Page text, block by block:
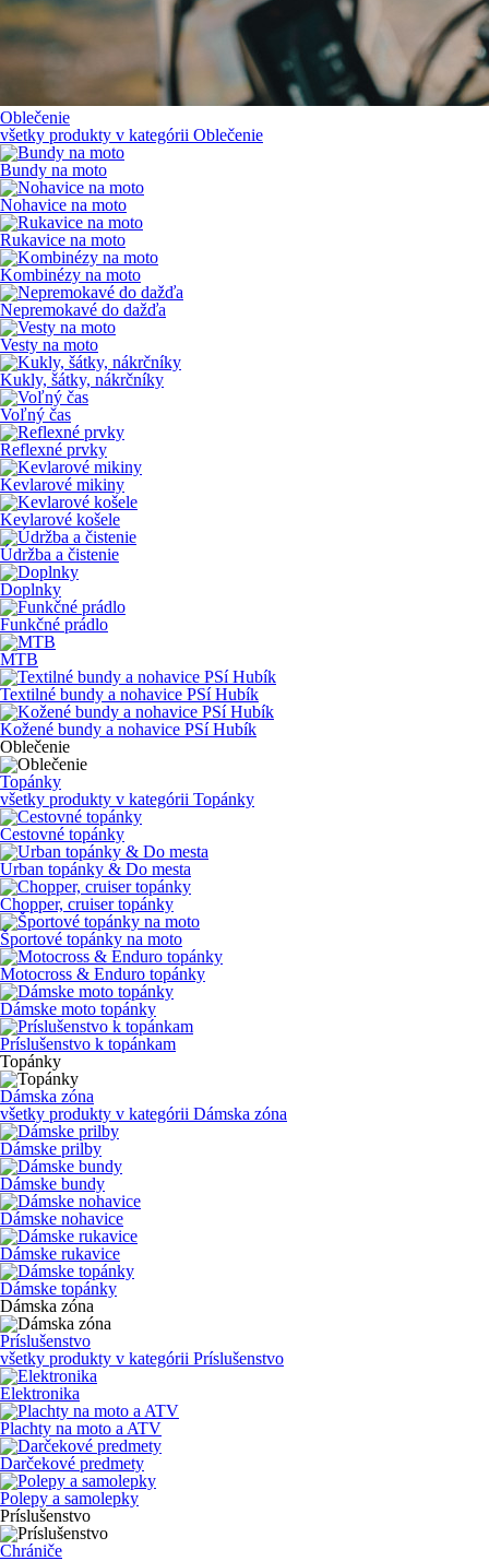
Oblečenie
všetky produkty v kategórii Oblečenie
Bundy na moto
Nohavice na moto
Rukavice na moto
Kombinézy na moto
Nepremokavé do dažďa
Vesty na moto
Kukly, šátky, nákrčníky
Voľný čas
Reflexné prvky
Kevlarové mikiny
Kevlarové košele
Údržba a čistenie
Doplnky
Funkčné prádlo
MTB
Textilné bundy a nohavice PSí Hubík
Kožené bundy a nohavice PSí Hubík
Oblečenie
Topánky
všetky produkty v kategórii Topánky
Cestovné topánky
Urban topánky & Do mesta
Chopper, cruiser topánky
Športové topánky na moto
Motocross & Enduro topánky
Dámske moto topánky
Príslušenstvo k topánkam
Topánky
Dámska zóna
všetky produkty v kategórii Dámska zóna
Dámske prilby
Dámske bundy
Dámske nohavice
Dámske rukavice
Dámske topánky
Dámska zóna
Príslušenstvo
všetky produkty v kategórii Príslušenstvo
Elektronika
Plachty na moto a ATV
Darčekové predmety
Polepy a samolepky
Príslušenstvo
Chrániče